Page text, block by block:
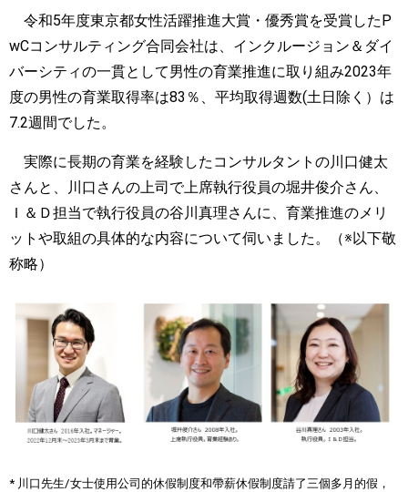
令和5年度東京都女性活躍推進大賞・優秀賞を受賞した P
wCコンサルティング合同会社は、インクルージョン＆ダイ
バーシティの一貫として男性の育業推進に取り組み2023年
度の男性の育業取得率は83 ％、平均取得週数(土日除く）は
7.2週間でした。
実際に長期の育業を経験したコンサルタントの川口健太
さんと、川口さんの上司で上席執行役員の堀井俊介さん、
Ｉ＆Ｄ担当で執行役員の谷川真理さんに、育業推進のメリ
ットや取組の具体的な内容について伺いました。（※以下敬
称略）
* 川口先生/女士使用公司的休假制度和帶薪休假制度請了三個多月的假，